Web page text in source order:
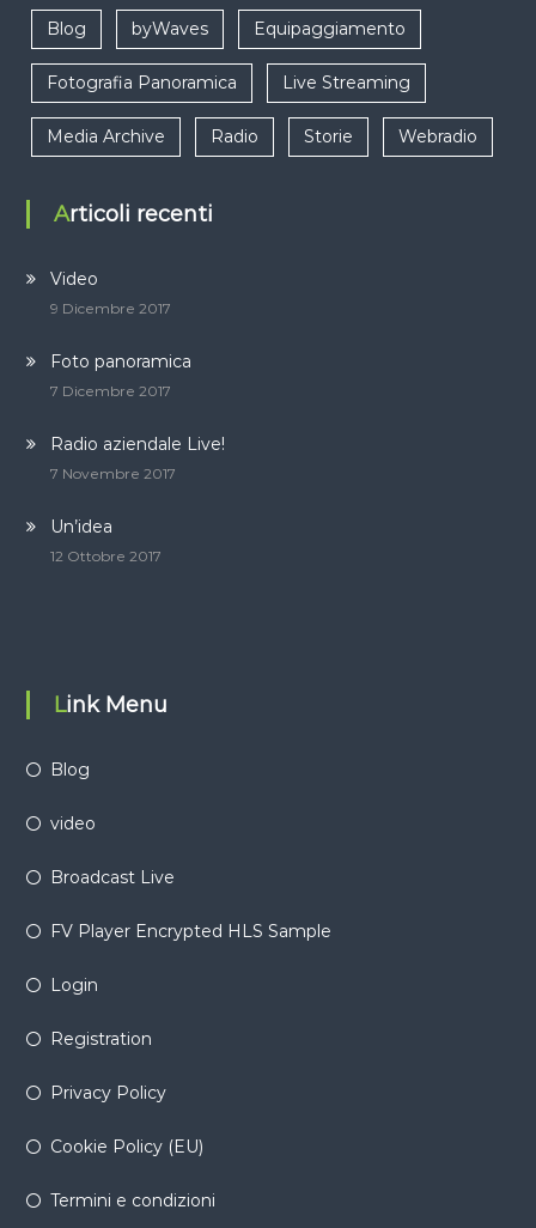
Blog byWaves Equipaggiamento
Fotografia Panoramica Live Streaming
Media Archive Radio Storie Webradio
Articoli recenti
Video
9 Dicembre 2017
Foto panoramica
7 Dicembre 2017
Radio aziendale Live!
7 Novembre 2017
Un’idea
12 Ottobre 2017
Link Menu
Blog
video
Broadcast Live
FV Player Encrypted HLS Sample
Login
Registration
Privacy Policy
Cookie Policy (EU)
Termini e condizioni